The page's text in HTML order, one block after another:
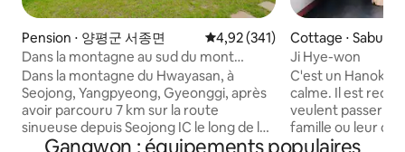
Pension ⋅ 양평군 서종면 Évaluation moyenne sur la
4,92 (341)
Dans la montagne au sud du mont
Hwayasan, à 35 km de Seoul Walkerhill,
maison à huangto avec annexe pour les
clients de 3 300 m²
Dans la montagne du Hwayasan, à
Seojong, Yangpyeong, Gyeonggi, après
avoir parcouru 7 km sur la route
sinueuse depuis Seojong IC le long de la
vallée de Byeokgye, puis monté sur le
Cottage ⋅ Sabuk-
uncheon
Ji Hye-won
C'est un Hanok
calme. Il est
veulent passer
famille ou leur
besoin d'une